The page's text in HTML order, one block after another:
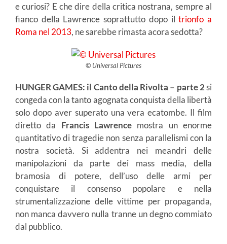
e curiosi? E che dire della critica nostrana, sempre al
fianco della Lawrence soprattutto dopo iltrionfo a
Roma nel 2013, ne sarebbe rimasta acora sedotta?
© Universal Pictures
HUNGER GAMES: il Canto della Rivolta – parte 2si
congeda con la tanto agognata conquista della libertà
solo dopo aver superato una vera ecatombe. Il film
diretto da Francis Lawrence mostra un enorme
quantitativo di tragedie non senza parallelismi con la
nostra società. Si addentra nei meandri delle
manipolazioni da parte dei mass media, della
bramosia di potere, dell’uso delle armi per
conquistare il consenso popolare e nella
strumentalizzazione delle vittime per propaganda,
non manca davvero nulla tranne un degno commiato
dal pubblico.